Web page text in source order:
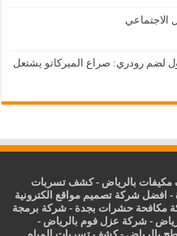
الاجتماعي
لضم رودري: صراع الميركاتو يشتعل
بالرياض -كشف تسربات
- افضل شركة تصميم مواقع الكترونية
مكافحة حشرات بجدة -شركة برمجة
-شركة عزل فوم بالرياض -